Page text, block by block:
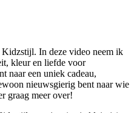
In deze video neem ik
kleur en liefde voor
naar een uniek cadeau,
nieuwsgierig bent naar wie
graag meer over!